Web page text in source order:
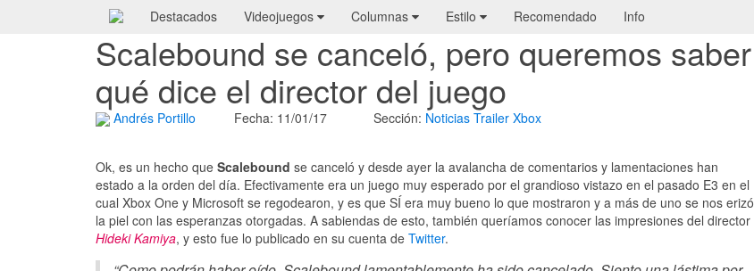
Destacados Videojuegos Columnas Estilo Recomendado Info
Scalebound se canceló, pero queremos saber
qué dice el director del juego
Andrés Portillo Fecha: 11/01/17 Sección: Noticias Trailer Xbox
Ok, es un hecho que Scalebound se canceló y desde ayer la avalancha de comentarios y lamentaciones han
estado a la orden del día. Efectivamente era un juego muy esperado por el grandioso vistazo en el pasado E3 en el
cual Xbox One y Microsoft se regodearon, y es que SÍ era muy bueno lo que mostraron y a más de uno se nos erizó
la piel con las esperanzas otorgadas. A sabiendas de esto, también queríamos conocer las impresiones del director
Hideki Kamiya, y esto fue lo publicado en su cuenta de Twitter.